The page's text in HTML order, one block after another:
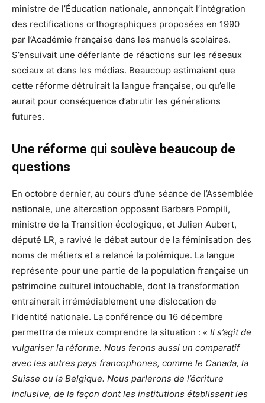
ministre de l’Éducation nationale, annonçait l’intégration
des rectifications orthographiques proposées en 1990
par l’Académie française dans les manuels scolaires.
S’ensuivait une déferlante de réactions sur les réseaux
sociaux et dans les médias. Beaucoup estimaient que
cette réforme détruirait la langue française, ou qu’elle
aurait pour conséquence d’abrutir les générations
futures.
Une réforme qui soulève beaucoup de
questions
En octobre dernier, au cours d’une séance de l’Assemblée
nationale, une altercation opposant Barbara Pompili,
ministre de la Transition écologique, et Julien Aubert,
député LR, a ravivé le débat autour de la féminisation des
noms de métiers et a relancé la polémique. La langue
représente pour une partie de la population française un
patrimoine culturel intouchable, dont la transformation
entraînerait irrémédiablement une dislocation de
l’identité nationale. La conférence du 16 décembre
permettra de mieux comprendre la situation : « Il s’agit de
vulgariser la réforme. Nous ferons aussi un comparatif
avec les autres pays francophones, comme le Canada, la
Suisse ou la Belgique. Nous parlerons de l’écriture
inclusive, de la façon dont les institutions établissent les